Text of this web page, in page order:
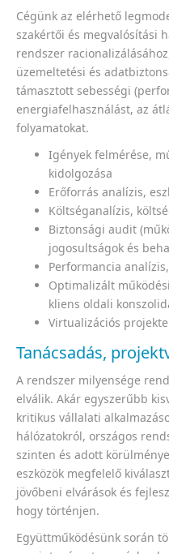
Cégünk az elérhető
szakértői és megvalósítási
rendszer
üzemeltetési és
támasztott sebességi
energiafelhasználást, az
folyamatokat.
Igények felmérése,
kidolgozása
Erőforrás analízis,
Költséganalízis,
Biztonsági audit
jogosultságok és
Performancia
Optimalizált
kliens oldali
Virtualizációs
Tanácsadás,
A rendszer milyensége
elválik. Akár egyszerűbb
kritikus vállalati
hálózatokról, országos
szinten és adott
eszközök megfelelő
jövőbeni elvárások és
hogy történjen.
Együttműködésünk során